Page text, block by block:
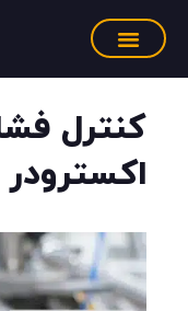
رفتن
کنترل
اکسترودر